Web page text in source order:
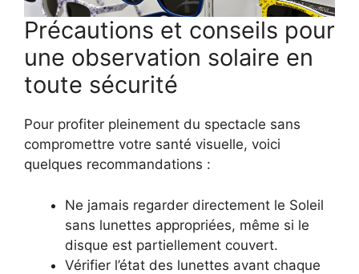
Précautions et conseils pour
une observation solaire en
toute sécurité
Pour profiter pleinement du spectacle sans
compromettre votre santé visuelle, voici
quelques recommandations :
Ne jamais regarder directement le Soleil
sans lunettes appropriées, même si le
disque est partiellement couvert.
Vérifier l’état des lunettes avant chaque